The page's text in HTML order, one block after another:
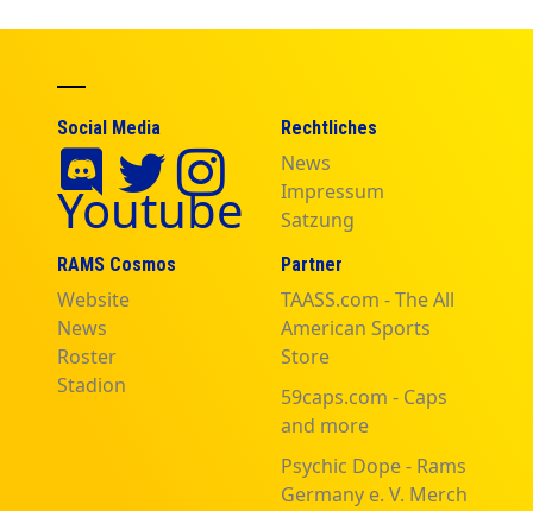
Social Media
Youtube
Rechtliches
News
Impressum
Satzung
RAMS Cosmos
Website
News
Roster
Stadion
Partner
TAASS.com - The All
American Sports
Store
59caps.com - Caps
and more
Psychic Dope - Rams
Germany e. V. Merch